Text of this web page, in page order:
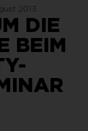
2013
DIE
BEIM